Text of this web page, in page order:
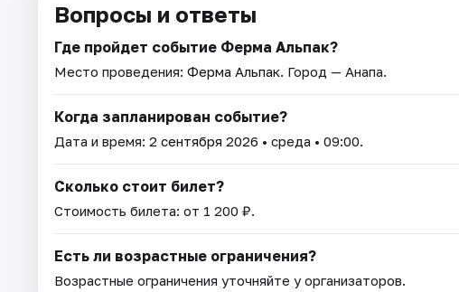
Вопросы и ответы
Где пройдет событие Ферма Альпак?
Место проведения: Ферма Альпак. Город — Анапа.
Когда запланирован событие?
Дата и время: 2 сентября 2026 • среда • 09:00.
Сколько стоит билет?
Стоимость билета: от 1 200 ₽.
Есть ли возрастные ограничения?
Возрастные ограничения уточняйте у организаторов.